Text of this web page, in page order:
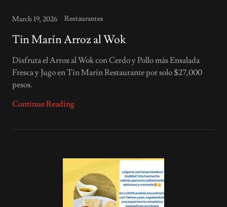
March 19, 2026 Restaurantes
Tin Marín Arroz al Wok
Disfruta el Arroz al Wok con Cerdo y Pollo más Ensalada
Fresca y Jugo en Tin Marin Restaurante por solo $27,000
pesos.
Continue Reading